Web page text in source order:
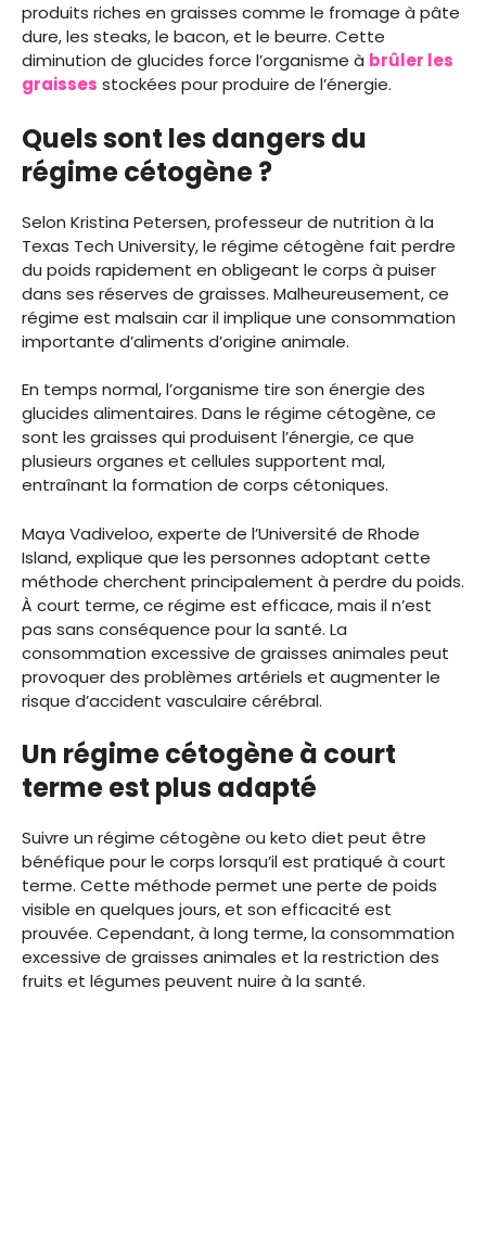
produits riches en graisses comme le fromage à pâte
dure, les steaks, le bacon, et le beurre. Cette
diminution de glucides force l’organisme à brûler les
graisses stockées pour produire de l’énergie.
Quels sont les dangers du
régime cétogène ?
Selon Kristina Petersen, professeur de nutrition à la
Texas Tech University, le régime cétogène fait perdre
du poids rapidement en obligeant le corps à puiser
dans ses réserves de graisses. Malheureusement, ce
régime est malsain car il implique une consommation
importante d’aliments d’origine animale.
En temps normal, l’organisme tire son énergie des
glucides alimentaires. Dans le régime cétogène, ce
sont les graisses qui produisent l’énergie, ce que
plusieurs organes et cellules supportent mal,
entraînant la formation de corps cétoniques.
Maya Vadiveloo, experte de l’Université de Rhode
Island, explique que les personnes adoptant cette
méthode cherchent principalement à perdre du poids.
À court terme, ce régime est efficace, mais il n’est
pas sans conséquence pour la santé. La
consommation excessive de graisses animales peut
provoquer des problèmes artériels et augmenter le
risque d’accident vasculaire cérébral.
Un régime cétogène à court
terme est plus adapté
Suivre un régime cétogène ou keto diet peut être
bénéfique pour le corps lorsqu’il est pratiqué à court
terme. Cette méthode permet une perte de poids
visible en quelques jours, et son efficacité est
prouvée. Cependant, à long terme, la consommation
excessive de graisses animales et la restriction des
fruits et légumes peuvent nuire à la santé.